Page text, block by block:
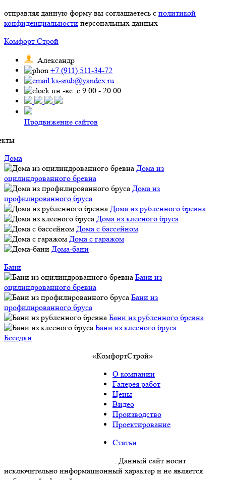
отправляя данную форму вы соглашаетесь с политикой
конфиденциальности персональных данных
Комфорт Строй
Александр
+7 (911) 511-34-72
ks-srub@yandex.ru
пн.-вс. с 9.00 - 20.00
Продвижение сайтов
Дома
Дома из
оцилиндрованного бревна
Дома из
профилированного бруса
Дома из рубленного бревна
Дома из клееного бруса
Дома с бассейном
Дома с гаражом
Дома-бани
Бани
Бани из
оцилиндрованного бревна
Бани из
профилированного бруса
Бани из рубленного бревна
Бани из клееного бруса
Беседки
«КомфортСтрой»
О компании
Галерея работ
Цены
Видео
Производство
Проектирование
Статьи
. Данный сайт носит
исключительно информационный характер и не является